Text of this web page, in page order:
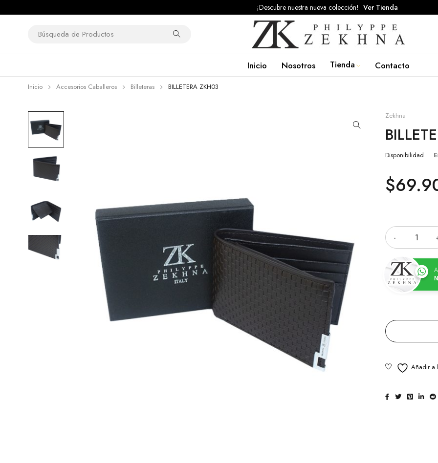
¡Descubre nuestra nueva colección! Ver Tienda
Inicio Nosotros Tienda Contacto
Inicio Accesorios Caballeros Billeteras BILLETERA ZKH03
Zekhna
Disponibilidad
$